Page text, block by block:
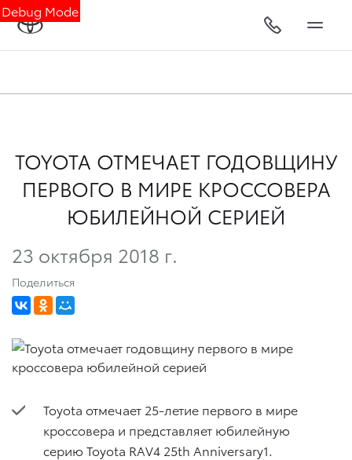
Debug Mode
TOYOTA ОТМЕЧАЕТ ГОДОВЩИНУ
ПЕРВОГО В МИРЕ КРОССОВЕРА
ЮБИЛЕЙНОЙ СЕРИЕЙ
23 октября 2018 г.
Поделиться
Toyota отмечает 25-летие первого в мире
кроссовера и представляет юбилейную
серию Toyota RAV4 25th Anniversary1.